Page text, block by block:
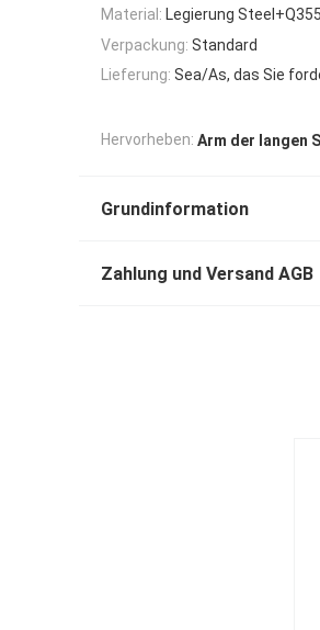
Material: Legierung Steel+Q355
Verpackung: Standard
Lieferung: Sea/As, das Sie
Hervorheben: Arm der langen
Grundinformation
Zahlung und Versand AGB